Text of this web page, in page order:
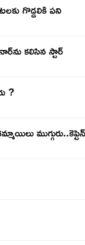
కలిసిన స్టార్
?
ముగ్గురు..కెప్టెన్